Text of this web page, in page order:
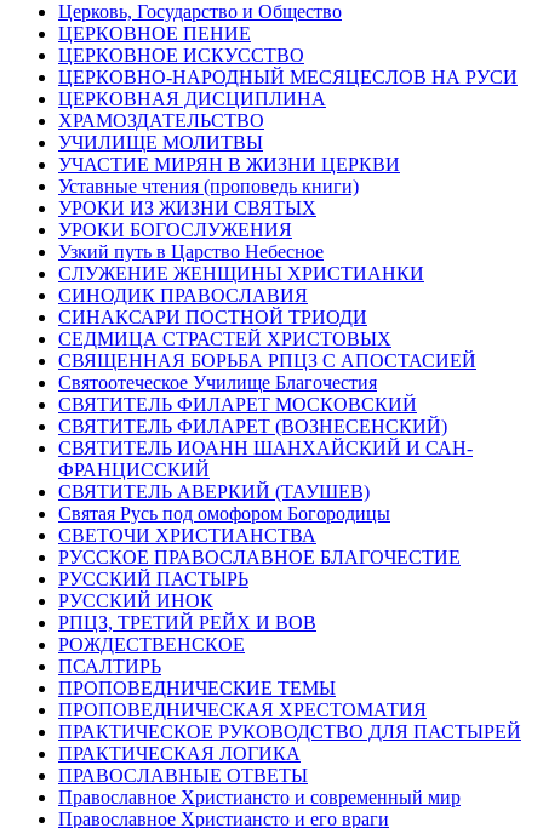
Церковь, Государство и Общество
ЦЕРКОВНОЕ ПЕНИЕ
ЦЕРКОВНОЕ ИСКУССТВО
ЦЕРКОВНО-НАРОДНЫЙ МЕСЯЦЕСЛОВ НА РУСИ
ЦЕРКОВНАЯ ДИСЦИПЛИНА
ХРАМОЗДАТЕЛЬСТВО
УЧИЛИЩЕ МОЛИТВЫ
УЧАСТИЕ МИРЯН В ЖИЗНИ ЦЕРКВИ
Уставные чтения (проповедь книги)
УРОКИ ИЗ ЖИЗНИ СВЯТЫХ
УРОКИ БОГОСЛУЖЕНИЯ
Узкий путь в Царство Небесное
СЛУЖЕНИЕ ЖЕНЩИНЫ ХРИСТИАНКИ
СИНОДИК ПРАВОСЛАВИЯ
СИНАКСАРИ ПОСТНОЙ ТРИОДИ
СЕДМИЦА СТРАСТЕЙ ХРИСТОВЫХ
СВЯЩЕННАЯ БОРЬБА РПЦЗ С АПОСТАСИЕЙ
Святоотеческое Училище Благочестия
СВЯТИТЕЛЬ ФИЛАРЕТ МОСКОВСКИЙ
СВЯТИТЕЛЬ ФИЛАРЕТ (ВОЗНЕСЕНСКИЙ)
СВЯТИТЕЛЬ ИОАНН ШАНХАЙСКИЙ И САН-
ФРАНЦИССКИЙ
СВЯТИТЕЛЬ АВЕРКИЙ (ТАУШЕВ)
Святая Русь под омофором Богородицы
СВЕТОЧИ ХРИСТИАНСТВА
РУССКОЕ ПРАВОСЛАВНОЕ БЛАГОЧЕСТИЕ
РУССКИЙ ПАСТЫРЬ
РУССКИЙ ИНОК
РПЦЗ, ТРЕТИЙ РЕЙХ И ВОВ
РОЖДЕСТВЕНСКОЕ
ПСАЛТИРЬ
ПРОПОВЕДНИЧЕСКИЕ ТЕМЫ
ПРОПОВЕДНИЧЕСКАЯ ХРЕСТОМАТИЯ
ПРАКТИЧЕСКОЕ РУКОВОДСТВО ДЛЯ ПАСТЫРЕЙ
ПРАКТИЧЕСКАЯ ЛОГИКА
ПРАВОСЛАВНЫЕ ОТВЕТЫ
Православное Христиансто и современный мир
Православное Христиансто и его враги